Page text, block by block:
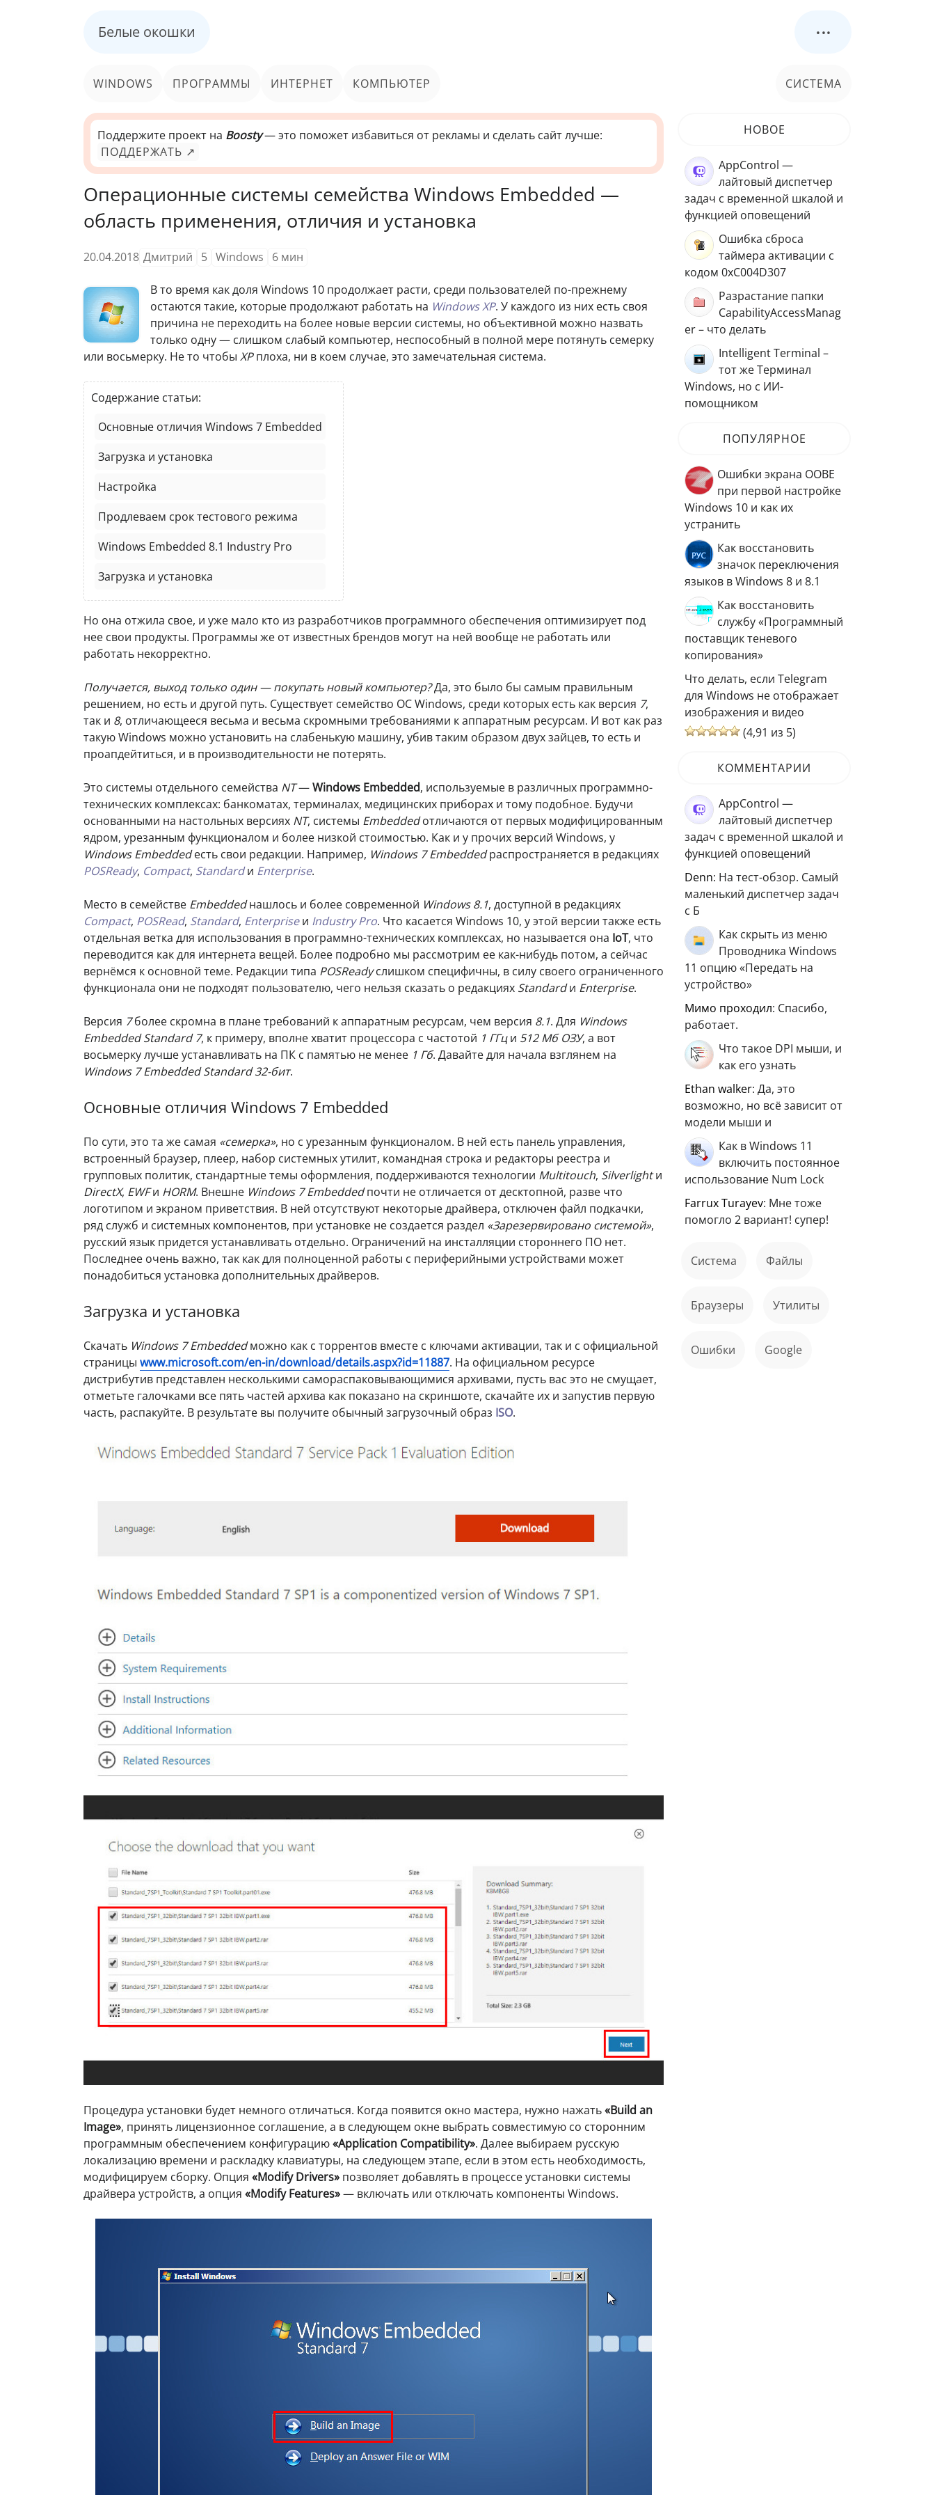
Белые окошки ...
WINDOWS ПРОГРАММЫ ИНТЕРНЕТ КОМПЬЮТЕР СИСТЕМА
Поддержите проект на Boosty— это поможет избавиться от рекламы и сделать сайт лучше:
ПОДДЕРЖАТЬ ↗
Операционные системы семейства Windows Embedded —
область применения, отличия и установка
20.04.2018 Дмитрий 5 Windows 6 мин
В то время как доля Windows 10 продолжает расти, среди пользователей по-прежнему
остаются такие, которые продолжают работать на Windows XP. У каждого из них есть своя
причина не переходить на более новые версии системы, но объективной можно назвать
только одну — слишком слабый компьютер, неспособный в полной мере потянуть семерку
или восьмерку. Не то чтобы XPплоха, ни в коем случае, это замечательная система.
Содержание статьи:
Основные отличия Windows 7 Embedded
Загрузка и установка
Настройка
Продлеваем срок тестового режима
Windows Embedded 8.1 Industry Pro
Загрузка и установка
Но она отжила свое, и уже мало кто из разработчиков программного обеспечения оптимизирует под
нее свои продукты. Программы же от известных брендов могут на ней вообще не работать или
работать некорректно.
Получается, выход только один — покупать новый компьютер?Да, это было бы самым правильным
решением, но есть и другой путь. Существует семейство ОС Windows, среди которых есть как версия 7,
так и 8, отличающееся весьма и весьма скромными требованиями к аппаратным ресурсам. И вот как раз
такую Windows можно установить на слабенькую машину, убив таким образом двух зайцев, то есть и
проапдейтиться, и в производительности не потерять.
Это системы отдельного семейства NT—Windows Embedded, используемые в различных программно-
технических комплексах: банкоматах, терминалах, медицинских приборах и тому подобное. Будучи
основанными на настольных версиях NT, системы Embeddedотличаются от первых модифицированным
ядром, урезанным функционалом и более низкой стоимостью. Как и у прочих версий Windows, у
Windows Embeddedесть свои редакции. Например, Windows 7 Embeddedраспространяется в редакциях
POSReady, Compact, Standardи Enterprise.
Место в семействе Embeddedнашлось и более современной Windows 8.1, доступной в редакциях
Compact, POSRead, Standard, Enterpriseи Industry Pro. Что касается Windows 10, у этой версии также есть
отдельная ветка для использования в программно-технических комплексах, но называется она IoT, что
переводится как для интернета вещей. Более подробно мы рассмотрим ее как-нибудь потом, а сейчас
вернёмся к основной теме. Редакции типа POSReadyслишком специфичны, в силу своего ограниченного
функционала они не подходят пользователю, чего нельзя сказать о редакциях Standardи Enterprise.
Версия 7более скромна в плане требований к аппаратным ресурсам, чем версия 8.1. Для Windows
Embedded Standard 7, к примеру, вполне хватит процессора с частотой 1 ГГци 512 Мб ОЗУ, а вот
восьмерку лучше устанавливать на ПК с памятью не менее 1 Гб. Давайте для начала взглянем на
Windows 7 Embedded Standard 32-бит.
Основные отличия Windows 7 Embedded
По сути, это та же самая «семерка», но с урезанным функционалом. В ней есть панель управления,
встроенный браузер, плеер, набор системных утилит, командная строка и редакторы реестра и
групповых политик, стандартные темы оформления, поддерживаются технологии Multitouch, Silverlightи
DirectX, EWFи HORM. Внешне Windows 7 Embeddedпочти не отличается от десктопной, разве что
логотипом и экраном приветствия. В ней отсутствуют некоторые драйвера, отключен файл подкачки,
ряд служб и системных компонентов, при установке не создается раздел «Зарезервировано системой»,
русский язык придется устанавливать отдельно. Ограничений на инсталляции стороннего ПО нет.
Последнее очень важно, так как для полноценной работы с периферийными устройствами может
понадобиться установка дополнительных драйверов.
Загрузка и установка
Скачать Windows 7 Embeddedможно как с торрентов вместе с ключами активации, так и с официальной
страницы www.microsoft.com/en-in/download/details.aspx?id=11887. На официальном ресурсе
дистрибутив представлен несколькими самораспаковывающимися архивами, пусть вас это не смущает,
отметьте галочками все пять частей архива как показано на скриншоте, скачайте их и запустив первую
часть, распакуйте. В результате вы получите обычный загрузочный образ ISO.
Процедура установки будет немного отличаться. Когда появится окно мастера, нужно нажать«Build an
Image», принять лицензионное соглашение, а в следующем окне выбрать совместимую со сторонним
программным обеспечением конфигурацию«Application Compatibility». Далее выбираем русскую
локализацию времени и раскладку клавиатуры, на следующем этапе, если в этом есть необходимость,
модифицируем сборку. Опция «Modify Drivers» позволяет добавлять в процессе установки системы
драйвера устройств, а опция «Modify Features»— включать или отключать компоненты Windows.
НОВОЕ
AppControl —
лайтовый диспетчер
задач с временной шкалой и
функцией оповещений
Ошибка сброса
таймера активации с
кодом 0xC004D307
Разрастание папки
CapabilityAccessManag
er – что делать
Intelligent Terminal –
тот же Терминал
Windows, но с ИИ-
помощником
ПОПУЛЯРНОЕ
Ошибки экрана OOBE
при первой настройке
Windows 10 и как их
устранить
Как восстановить
значок переключения
языков в Windows 8 и 8.1
Как восстановить
службу «Программный
поставщик теневого
копирования»
Что делать, если Telegram
для Windows не отображает
изображения и видео
(4,91 из 5)
КОММЕНТАРИИ
AppControl —
лайтовый диспетчер
задач с временной шкалой и
функцией оповещений
Denn: На тест-обзор. Самый
маленький диспетчер задач
с Б
Как скрыть из меню
Проводника Windows
11 опцию «Передать на
устройство»
мимо проходил: Спасибо,
работает.
Что такое DPI мыши, и
как его узнать
ethan walker: Да, это
возможно, но всё зависит от
модели мыши и
Как в Windows 11
включить постоянное
использование Num Lock
Farrux Turayev: Мне тоже
помогло 2 вариант! супер!
Система файлы
Браузеры Утилиты
ошибки Google